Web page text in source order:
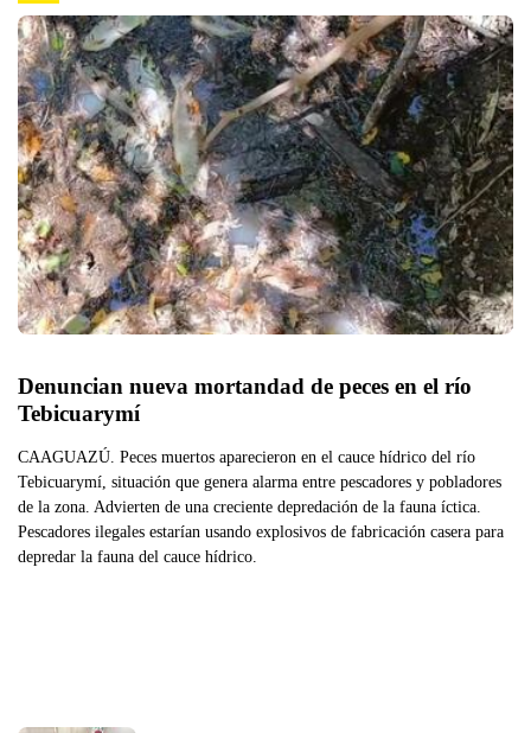
Denuncian nueva mortandad de peces en el río
Tebicuarymí
CAAGUAZÚ. Peces muertos aparecieron en el cauce hídrico del río
Tebicuarymí, situación que genera alarma entre pescadores y pobladores
de la zona. Advierten de una creciente depredación de la fauna íctica.
Pescadores ilegales estarían usando explosivos de fabricación casera para
depredar la fauna del cauce hídrico.